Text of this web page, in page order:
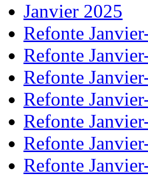
Janvier 2025
Refonte
Refonte
Refonte
Refonte
Refonte
Refonte
Refonte